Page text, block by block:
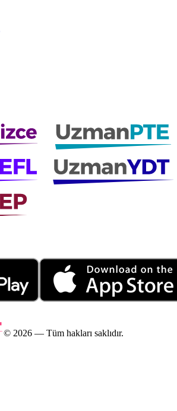
© 2026 — Tüm hakları saklıdır.